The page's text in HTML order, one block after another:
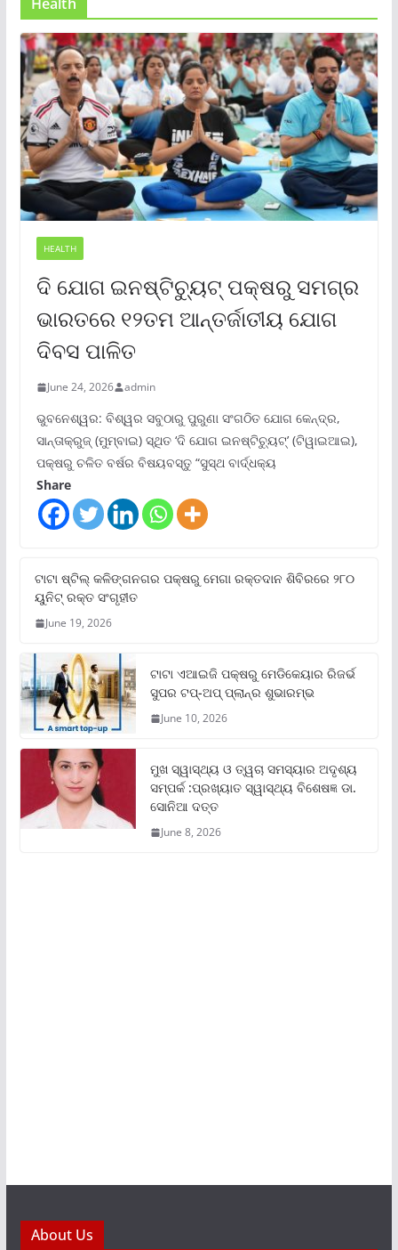
HEALTH
ଦି ଯୋଗ ଇନଷ୍ଟିଚ୍ୟୁଟ୍ ପକ୍ଷରୁ ସମଗ୍ର
ଭାରତରେ ୧୨ତମ ଆନ୍ତର୍ଜାତୀୟ ଯୋଗ
ଦିବସ ପାଳିତ
June 24, 2026 admin
ଭୁବନେଶ୍ୱର: ବିଶ୍ୱର ସବୁଠାରୁ ପୁରୁଣା ସଂଗଠିତ ଯୋଗ କେନ୍ଦ୍ର,
ସାନ୍ତାକ୍ରୁଜ୍ (ମୁମ୍ବାଇ) ସ୍ଥିତ ‘ଦି ଯୋଗ ଇନଷ୍ଟିଚ୍ୟୁଟ୍‌’ (ଟିୱାଇଆଇ),
ପକ୍ଷରୁ ଚଳିତ ବର୍ଷର ବିଷୟବସ୍ତୁ “ସୁସ୍ଥ ବାର୍ଦ୍ଧକ୍ୟ
Share
ଟାଟା ଷ୍ଟିଲ୍‌ କଳିଙ୍ଗନଗର ପକ୍ଷରୁ ମେଗା ରକ୍ତଦାନ ଶିବିରରେ ୨୮୦
ୟୁନିଟ୍‌ ରକ୍ତ ସଂଗୃହୀତ
June 19, 2026
ଟାଟା ଏଆଇଜି ପକ୍ଷରୁ ମେଡିକେୟାର ରିଜର୍ଭ
ସୁପର ଟପ୍‌-ଅପ୍ ପ୍ଲାନ୍‌ର ଶୁଭାରମ୍ଭ
June 10, 2026
ମୁଖ ସ୍ୱାସ୍ଥ୍ୟ ଓ ତ୍ୱଚା ସମସ୍ୟାର ଅଦୃଶ୍ୟ
ସମ୍ପର୍କ :ପ୍ରଖ୍ୟାତ ସ୍ୱାସ୍ଥ୍ୟ ବିଶେଷଜ୍ଞ ଡା.
ସୋନିଆ ଦତ୍ତ
June 8, 2026
About Us